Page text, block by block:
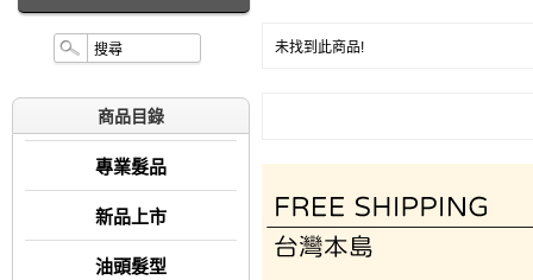
商品目錄
專業髮品
新品上市
油頭髮型
未找到此商品!